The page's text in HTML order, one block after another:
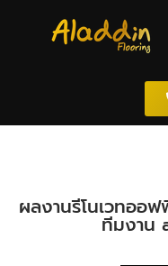
ผลงานรีโนเวทออ
ทีมงาน